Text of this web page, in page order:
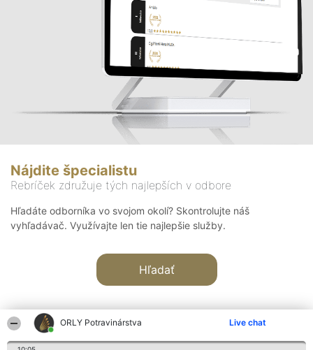
ORLY Potravinárstva Live chat
Nájdite špecialistu
Rebríček združuje tých najlepších v odbore
Hľadáte odborníka vo svojom okolí? Skontrolujte náš
vyhľadávač. Využívajte len tie najlepšie služby.
Hľadať